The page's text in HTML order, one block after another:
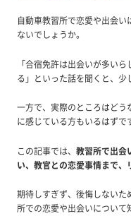
自動車教習所で恋愛や出会
ないでしょうか。
「合宿免許は出会いが多い
る」といった話を聞くと、少
一方で、実際のところはど
に感じている方もいるはずで
この記事では、 教習所で出会
い、教官との恋愛事情まで、
期待しすぎず、後悔しない
所での恋愛や出会いについて